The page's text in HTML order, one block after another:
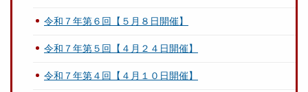
令和７年第６回【５月８日開催】
令和７年第５回【４月２４日開催】
令和７年第４回【４月１０日開催】